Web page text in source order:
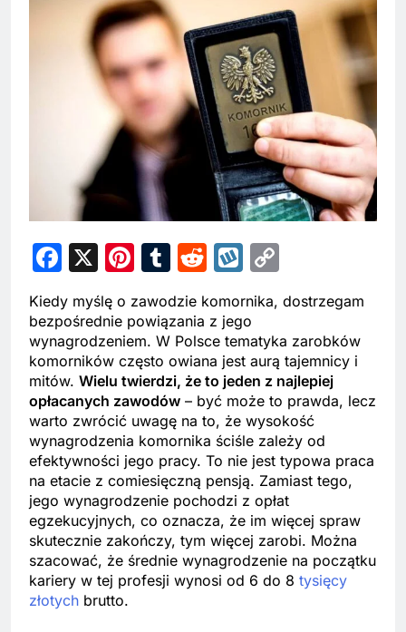
Facebook
X Pinterest
Tumblr
RedditWykop
Link
Kiedy myślę o zawodzie komornika, dostrzegam
bezpośrednie powiązania z jego
wynagrodzeniem. W Polsce tematyka zarobków
komorników często owiana jest aurą tajemnicy i
mitów. Wielu twierdzi, że to jeden z najlepiej
opłacanych zawodów – być może to prawda, lecz
warto zwrócić uwagę na to, że wysokość
wynagrodzenia komornika ściśle zależy od
efektywności jego pracy. To nie jest typowa praca
na etacie z comiesięczną pensją. Zamiast tego,
jego wynagrodzenie pochodzi z opłat
egzekucyjnych, co oznacza, że im więcej spraw
skutecznie zakończy, tym więcej zarobi. Można
szacować, że średnie wynagrodzenie na początku
kariery w tej profesji wynosi od 6 do 8 tysięcy
złotych brutto.